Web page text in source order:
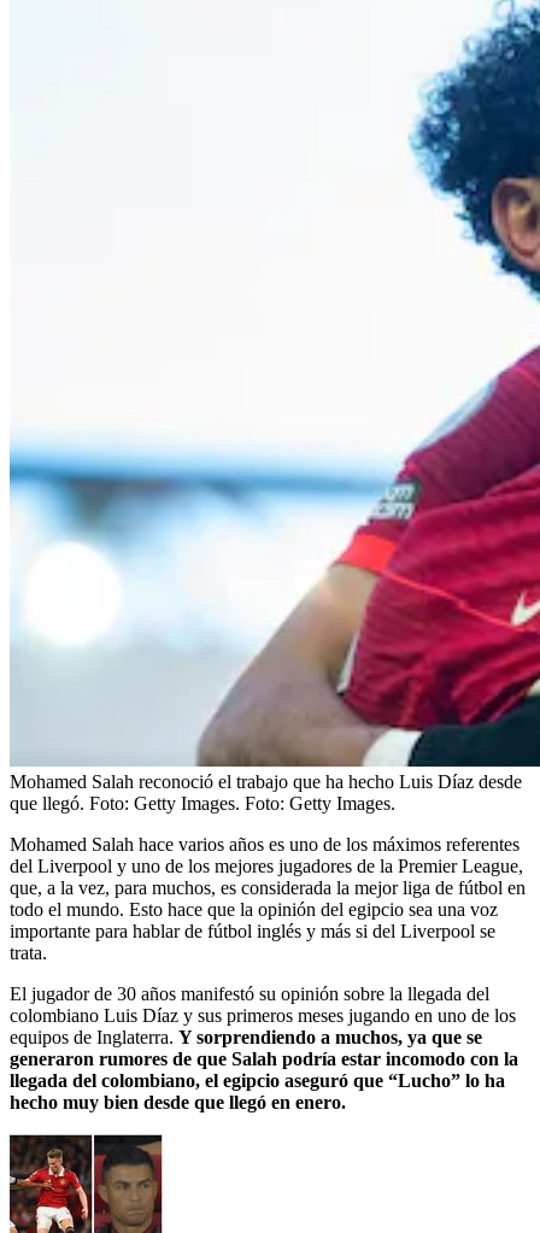
Mohamed Salah reconoció el trabajo que ha hecho Luis Díaz desde
que llegó. Foto: Getty Images. Foto: Getty Images.
Mohamed Salah hace varios años es uno de los máximos referentes
del Liverpool y uno de los mejores jugadores de la Premier League,
que, a la vez, para muchos, es considerada la mejor liga de fútbol en
todo el mundo. Esto hace que la opinión del egipcio sea una voz
importante para hablar de fútbol inglés y más si del Liverpool se
trata.
El jugador de 30 años manifestó su opinión sobre la llegada del
colombiano Luis Díaz y sus primeros meses jugando en uno de los
equipos de Inglaterra. Y sorprendiendo a muchos, ya que se
generaron rumores de que Salah podría estar incomodo con la
llegada del colombiano, el egipcio aseguró que “Lucho” lo ha
hecho muy bien desde que llegó en enero.